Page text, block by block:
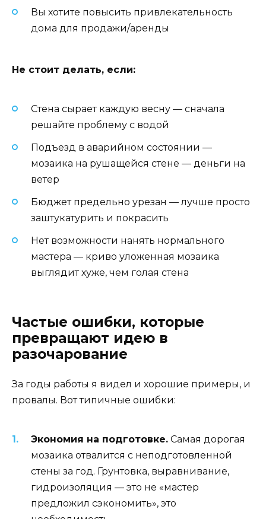
Вы хотите повысить привлекательность
дома для продажи/аренды
Не стоит делать, если:
Стена сырает каждую весну — сначала
решайте проблему с водой
Подъезд в аварийном состоянии —
мозаика на рушащейся стене — деньги на
ветер
Бюджет предельно урезан — лучше просто
заштукатурить и покрасить
Нет возможности нанять нормального
мастера — криво уложенная мозаика
выглядит хуже, чем голая стена
Частые ошибки, которые
превращают идею в
разочарование
За годы работы я видел и хорошие примеры, и
провалы. Вот типичные ошибки:
Экономия на подготовке. Самая дорогая
мозаика отвалится с неподготовленной
стены за год. Грунтовка, выравнивание,
гидроизоляция — это не «мастер
предложил сэкономить», это